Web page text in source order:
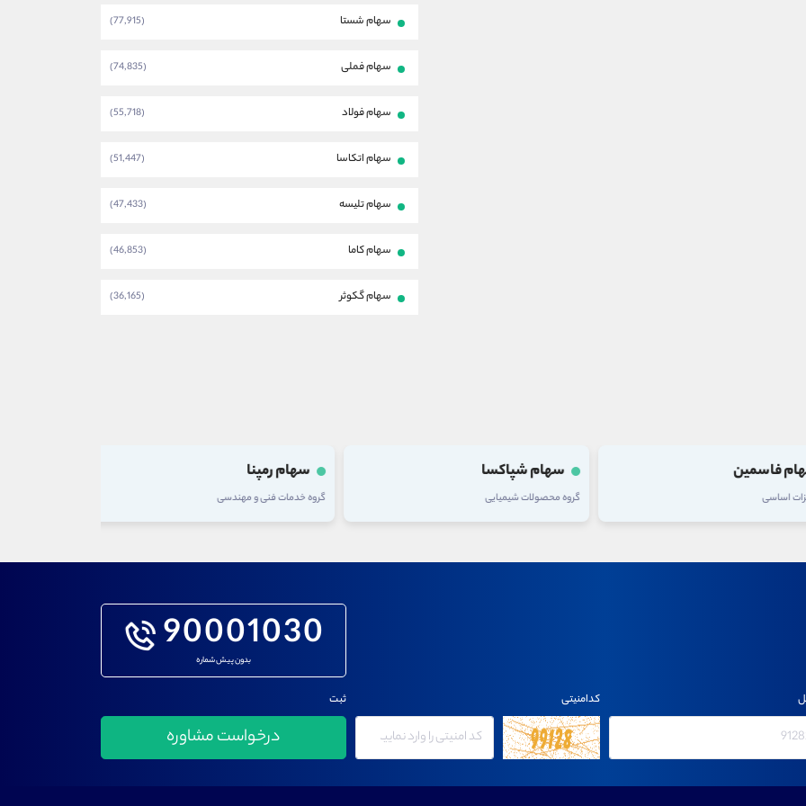
سهام شستا (77,915)
سهام فملی (74,835)
سهام فولاد (55,718)
سهام اتکاسا (51,447)
سهام تلیسه (47,433)
سهام کاما (46,853)
سهام گکوثر (36,165)
فاسمین
اساسی
سهام شپاکسا
گروه محصولات شیمیایی
سهام رمپنا
گروه خدمات فنی و مهندسی
90001030
بدون پیش شماره
کدامنیتی ثبت